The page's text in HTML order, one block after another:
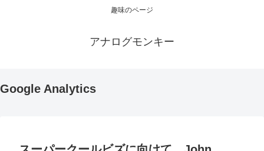
趣味のページ
アナログモンキー
Google Analytics